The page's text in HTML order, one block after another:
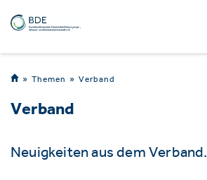
Themen Verband
Verband
Neuigkeiten aus dem Verband.